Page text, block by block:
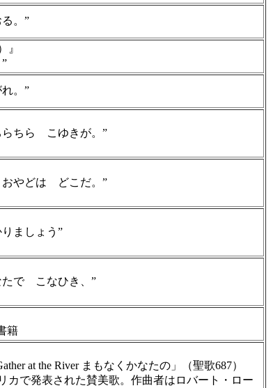
。”
』
。”
ちら こゆきが。”
おやどは どこだ。”
ましょう”
で こなひき、”
籍
at the River まもなくかなたの」（聖歌687）
カで発表された賛美歌。作曲者はロバート・ロー